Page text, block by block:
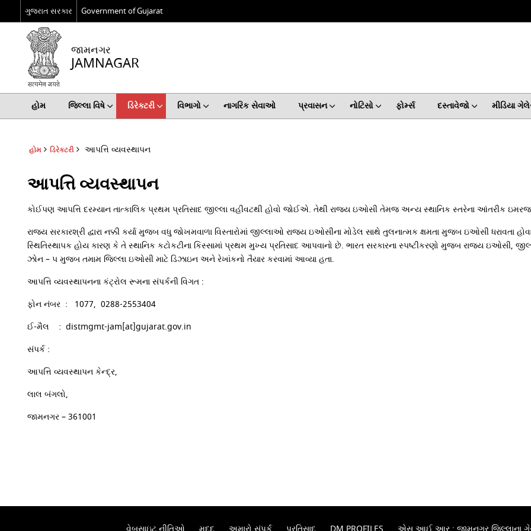
ગુજરાત સરકાર Government of Gujarat
જામનગર
JAMNAGAR
હોમ જિલ્લા વિષે ડિરેક્ટરી વિભાગો નાગરિક સેવાઓ પ્રવાસન નોટિસો ફોર્મ્સ દસ્તાવેજો મીડિયા
હોમ ડિરેક્ટરી આપત્તિ વ્યવસ્થાપન
આપત્તિ વ્યવસ્થાપન
કોઈપણ આપત્તિ દરમ્યાન તાત્કાલિક પ્રથમ પ્રતિસાદ જીલ્લા વહીવટથી હોવો જોઈએ. તેથી રાજ્ય ઇઓસી તેમજ અન્ય સ્થાનિક સ્તરેના આંતરીક
રાજ્ય સરકારશ્રી દ્વારા નક્કી કર્યા મુજબ વધુ જોખમવાળા વિસ્તારોમાં જીલ્લાઓ રાજ્ય ઇઓસીના મોડેલ સાથે તુલનાત્મક ક્ષમતા મુજબ ઇઓસી
સ્થિતિસ્થાપક હોય કારણ કે તે સ્થાનિક કટોકટીના કિસ્સામાં પ્રથમ મુખ્ય પ્રતિસાદ આપવાનો છે. ભારત સરકારના સ્પષ્ટીકરણો મુજ્બ રાજ્ય ઇઓસી,
ઝોન – ૫ મુજબ તમામ જિલ્લા ઇઓસી માટે ડિઝાઇન અને રેખાંકનો તૈયાર કરવામાં આવ્યા હતા.
આપત્તિ વ્યવસ્થાપનના કંટ્રોલ રૂમના સંપર્કની વિગત :
ફોન નંબર : 1077, 0288-2553404
ઈ-મૈલ : distmgmt-jam[at]gujarat.gov.in
સંપર્ક :
આપત્તિ વ્યવસ્થાપન કેન્દ્ર,
લાલ બંગલો,
જામનગર – 361001